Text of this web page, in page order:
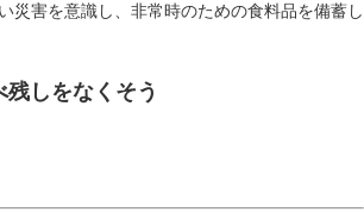
災害を意識し、非常時のための食料品を備蓄し
残しをなくそう